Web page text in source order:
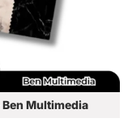
Ben Multimedia